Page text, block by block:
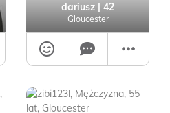
dariusz | 42
Gloucester